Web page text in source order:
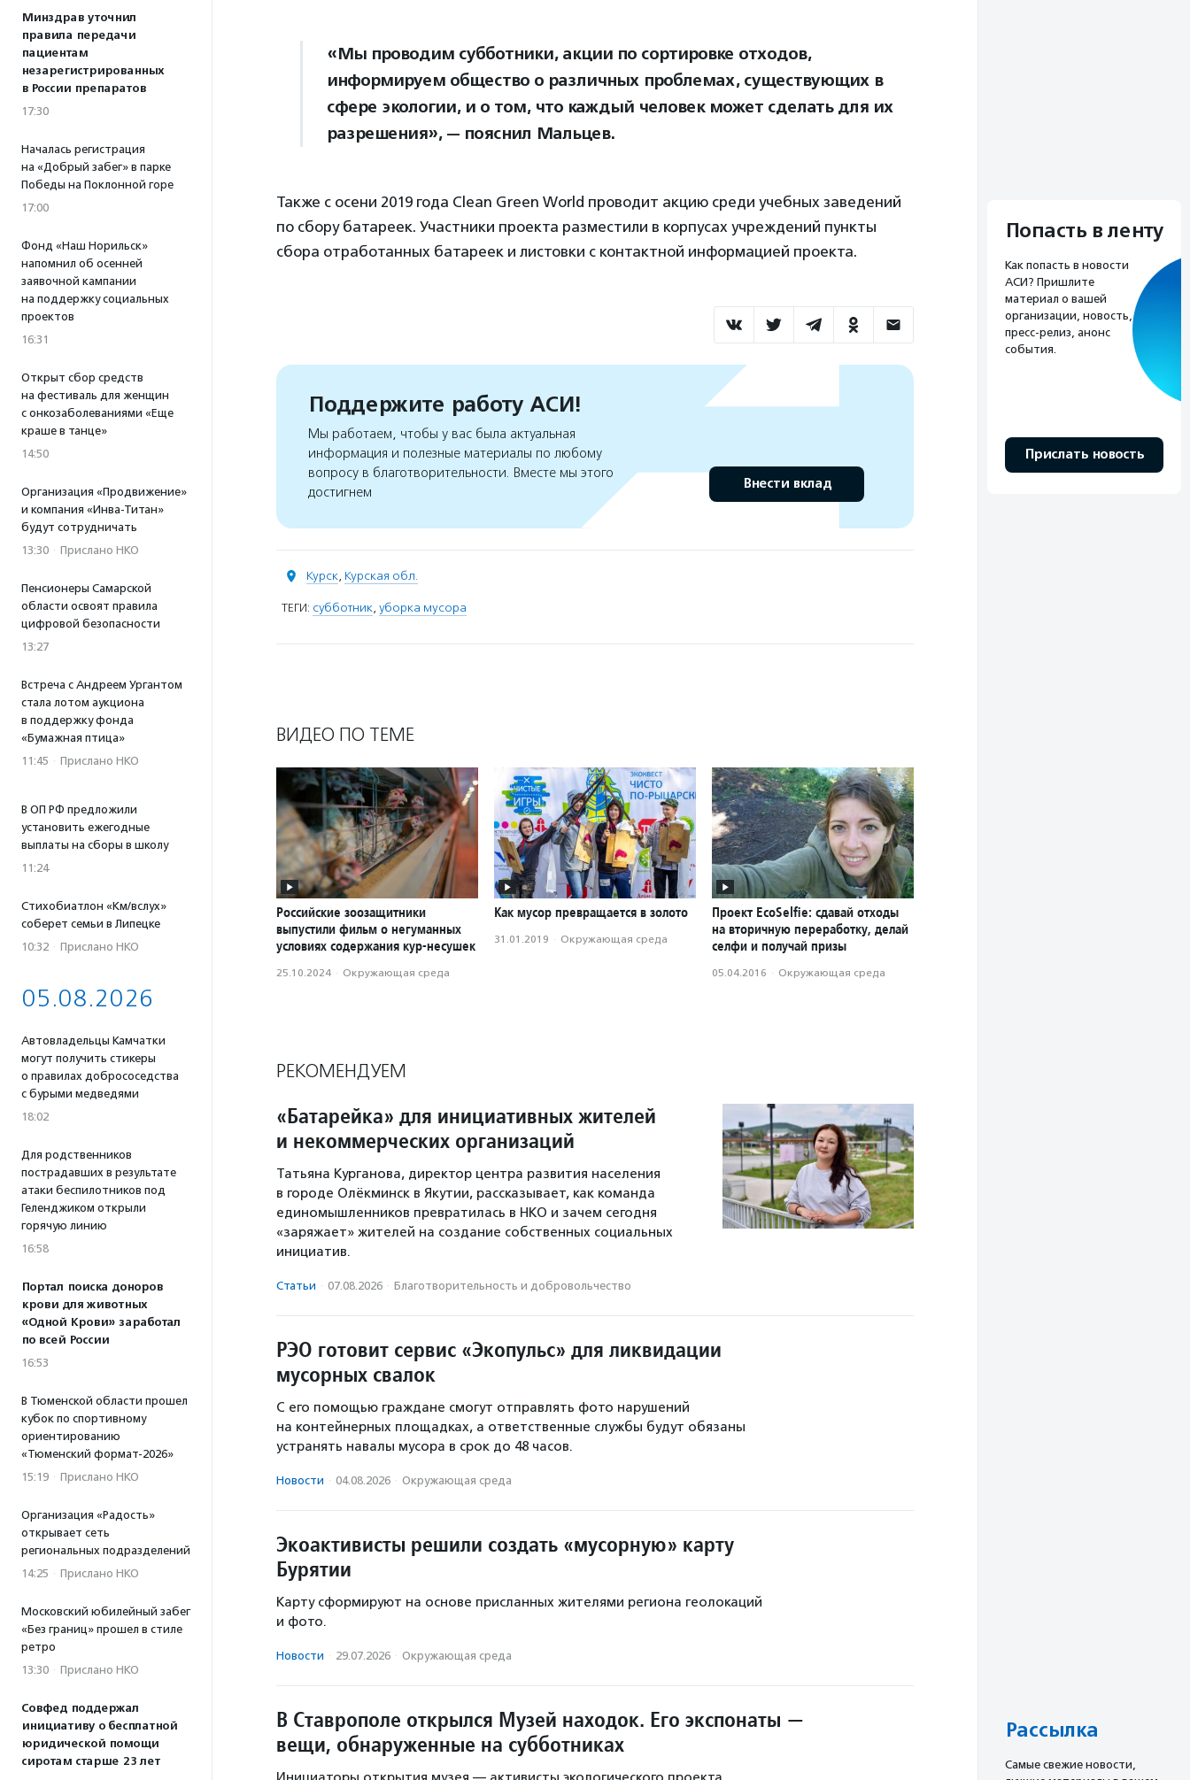
Минздрав уточнил
правила передачи
пациентам
незарегистрированных
в России препаратов
17:30
Началась регистрация
на «Добрый забег» в парке
Победы на Поклонной горе
17:00
Фонд «Наш Норильск»
напомнил об осенней
заявочной кампании
на поддержку социальных
проектов
16:31
Открыт сбор средств
на фестиваль для женщин
с онкозаболеваниями «Еще
краше в танце»
14:50
Организация «Продвижение»
и компания «Инва-Титан»
будут сотрудничать
13:30 · Прислано НКО
Пенсионеры Самарской
области освоят правила
цифровой безопасности
13:27
Встреча с Андреем Ургантом
стала лотом аукциона
в поддержку фонда
«Бумажная птица»
11:45 · Прислано НКО
В ОП РФ предложили
установить ежегодные
выплаты на сборы в школу
11:24
Стихобиатлон «Км/вслух»
соберет семьи в Липецке
10:32 · Прислано НКО
05.08.2026
Автовладельцы Камчатки
могут получить стикеры
о правилах добрососедства
с бурыми медведями
18:02
Для родственников
пострадавших в результате
атаки беспилотников под
Геленджиком открыли
горячую линию
16:58
Портал поиска доноров
крови для животных
«Одной Крови» заработал
по всей России
16:53
В Тюменской области прошел
кубок по спортивному
ориентированию
«Тюменский формат-2026»
15:19 · Прислано НКО
Организация «Радость»
открывает сеть
региональных подразделений
14:25 · Прислано НКО
Московский юбилейный забег
«Без границ» прошел в стиле
ретро
13:30 · Прислано НКО
Совфед поддержал
инициативу о бесплатной
юридической помощи
сиротам старше 23 лет
«Мы проводим субботники, акции по сортировке отходов,
информируем общество о различных проблемах, существующих в
сфере экологии, и о том, что каждый человек может сделать для их
разрешения», — пояснил Мальцев.
Также с осени 2019 года Clean Green World проводит акцию среди учебных заведений
по сбору батареек. Участники проекта разместили в корпусах учреждений пункты
сбора отработанных батареек и листовки с контактной информацией проекта.
Поддержите работу АСИ!
Мы работаем, чтобы у вас была актуальная
информация и полезные материалы по любому
вопросу в благотворительности. Вместе мы этого
достигнем
Внести вклад
Курск, Курская обл.
ТЕГИ: субботник, уборка мусора
ВИДЕО ПО ТЕМЕ
Российские зоозащитники
выпустили фильм о негуманных
условиях содержания кур-несушек
25.10.2024 · Окружающая среда
Как мусор превращается в золото
31.01.2019 · Окружающая среда
Проект EcoSelfie: сдавай отходы
на вторичную переработку, делай
селфи и получай призы
05.04.2016 · Окружающая среда
РЕКОМЕНДУЕМ
«Батарейка» для инициативных жителей
и некоммерческих организаций
Татьяна Курганова, директор центра развития населения
в городе Олёкминск в Якутии, рассказывает, как команда
единомышленников превратилась в НКО и зачем сегодня
«заряжает» жителей на создание собственных социальных
инициатив.
Статьи · 07.08.2026 · Благотвори­тель­ность и доброволь­чест­во
РЭО готовит сервис «Экопульс» для ликвидации
мусорных свалок
С его помощью граждане смогут отправлять фото нарушений
на контейнерных площадках, а ответственные службы будут обязаны
устранять навалы мусора в срок до 48 часов.
Новости · 04.08.2026 · Окружающая среда
Экоактивисты решили создать «мусорную» карту
Бурятии
Карту сформируют на основе присланных жителями региона геолокаций
и фото.
Новости · 29.07.2026 · Окружающая среда
В Ставрополе открылся Музей находок. Его экспонаты —
вещи, обнаруженные на субботниках
Попасть в ленту
Как попасть в новости
АСИ? Пришлите
материал о вашей
организации, новость,
пресс-релиз, анонс
события.
Прислать новость
Рассылка
Cамые свежие новости,